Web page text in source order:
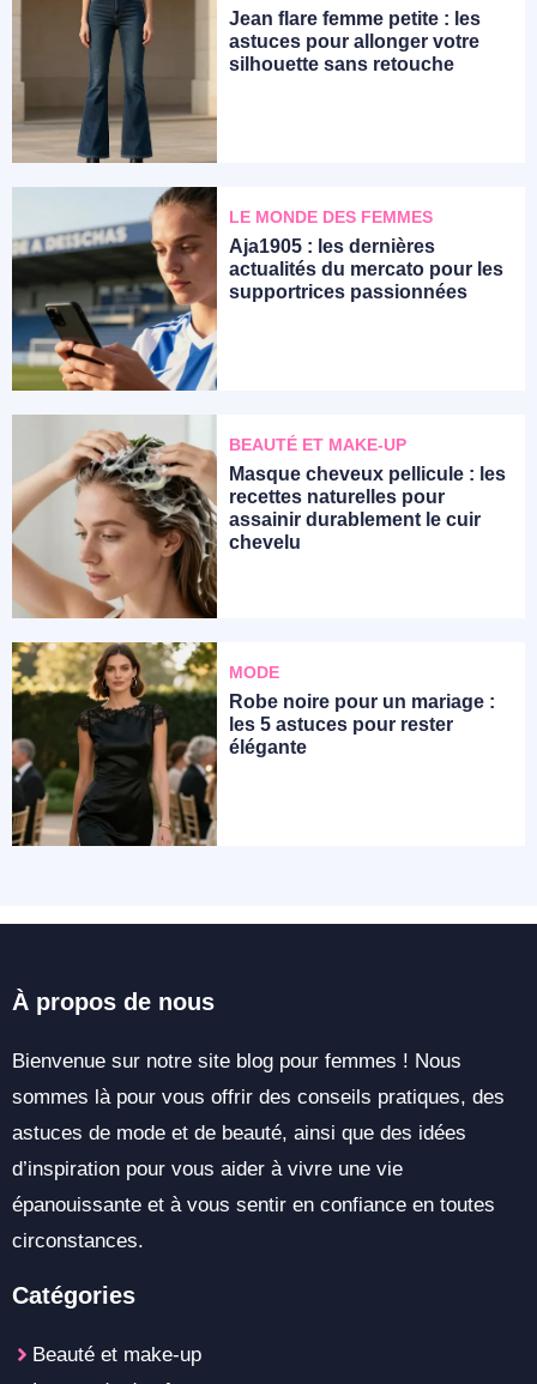
Jean flare femme petite : les
astuces pour allonger votre
silhouette sans retouche
LE MONDE DES FEMMES
Aja1905 : les dernières
actualités du mercato pour les
supportrices passionnées
BEAUTÉ ET MAKE-UP
Masque cheveux pellicule : les
recettes naturelles pour
assainir durablement le cuir
chevelu
MODE
Robe noire pour un mariage :
les 5 astuces pour rester
élégante
À propos de nous
Bienvenue sur notre site blog pour femmes ! Nous
sommes là pour vous offrir des conseils pratiques, des
astuces de mode et de beauté, ainsi que des idées
d’inspiration pour vous aider à vivre une vie
épanouissante et à vous sentir en confiance en toutes
circonstances.
Catégories
Beauté et make-up